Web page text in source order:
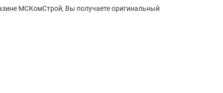
МСКомСтрой, Вы получаете оригинальный